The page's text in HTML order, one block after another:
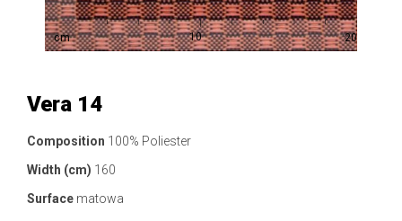
Vera 14
Composition 100% Poliester
Width (cm) 160
Surface matowa